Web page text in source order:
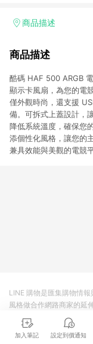
加入WOW會員告別湊
商品描述
商品描述
酷碼 HAF 500 ARGB
顯示卡風扇，為您的電
僅外觀時尚，還支援
備。可拆式上蓋設計，
降低系統溫度，確保您
添個性化風格，讓您的
兼具效能與美觀的電競平
加入筆記 設定到價通知
LINE 購物是匯集購物情
風格做合作網路商家的延
商品至各合作網路商家
準。